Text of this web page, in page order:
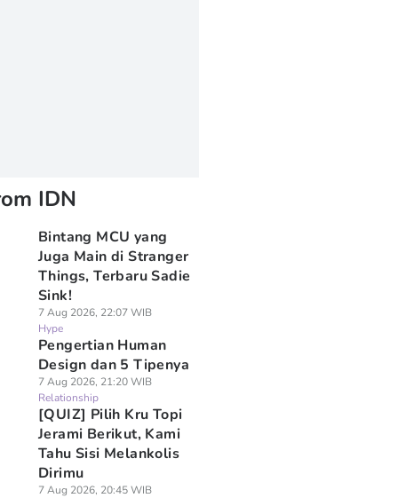
IDN
Bintang MCU yang
Juga Main di Stranger
Things, Terbaru Sadie
Sink!
7 Aug 2026, 22:07 WIB
Hype
Pengertian Human
Design dan 5 Tipenya
7 Aug 2026, 21:20 WIB
Relationship
[QUIZ] Pilih Kru Topi
Jerami Berikut, Kami
Tahu Sisi Melankolis
Dirimu
7 Aug 2026, 20:45 WIB